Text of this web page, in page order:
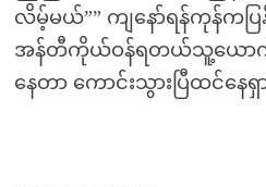
လိမ့်မယ်”” ကျနော်ရန်ကုန်ကပြ
အန်တီကိုယ်ဝန်ရတယ်သူ့ယောက်
နေတာ ကောင်းသွားပြီထင်နေရှ